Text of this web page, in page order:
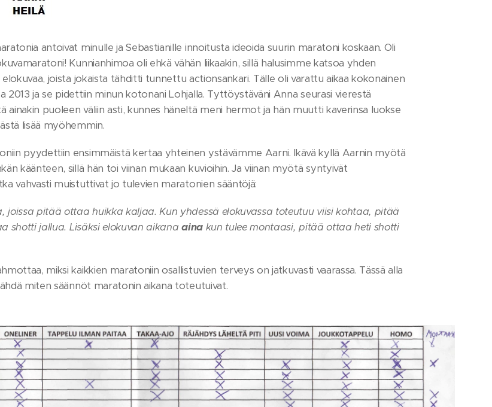
antoivat minulle ja Sebastianille innoitusta ideoida suurin maratoni koskaan. Oli
Kunnianhimoa oli ehkä vähän liikaakin, sillä halusimme katsoa yhden
elokuvaa, joista jokaista tähditti tunnettu actionsankari. Tälle oli varattu aikaa kokonainen
2013 ja se pidettiin minun kotonani Lohjalla. Tyttöystäväni Anna seurasi vierestä
ainakin puoleen väliin asti, kunnes häneltä meni hermot ja hän muutti kaverinsa luokse
lisää myöhemmin.
pyydettiin ensimmäistä kertaa yhteinen ystävämme Aarni. Ikävä kyllä Aarnin myötä
käänteen, sillä hän toi viinan mukaan kuvioihin. Ja viinan myötä syntyivät
vahvasti muistuttivat jo tulevien maratonien sääntöjä:
joissa pitää ottaa huikka kaljaa. Kun yhdessä elokuvassa toteutuu viisi kohtaa, pitää
shotti jallua. Lisäksi elokuvan aikanaainakun tulee montaasi, pitää ottaa heti shotti
miksi kaikkien maratoniin osallistuvien terveys on jatkuvasti vaarassa. Tässä alla
miten säännöt maratonin aikana toteutuivat.